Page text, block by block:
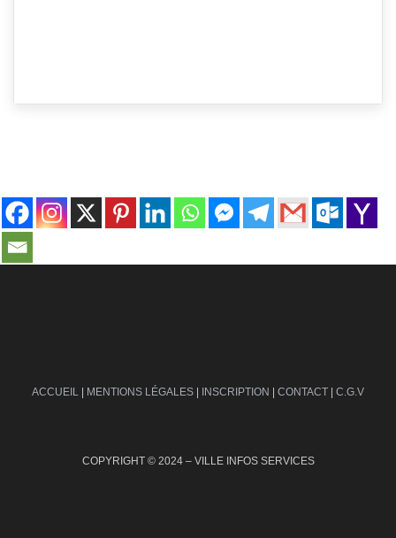
ACCUEIL | MENTIONS LÉGALES | INSCRIPTION | CONTACT | C.G.V
COPYRIGHT © 2024 – VILLE INFOS SERVICES